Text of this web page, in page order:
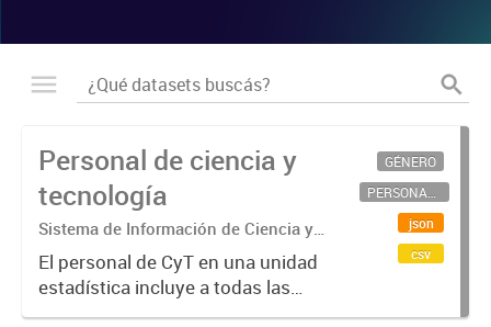
Personal de ciencia y
tecnología
Sistema de Información de Ciencia y
Tecnología Argentino (SICYTAR)
El personal de CyT en una unidad
estadística incluye a todas las
personas involucradas
GÉNERO
PERSONAL CIENTÍFICO-TECNOLÓGICO
json
csv